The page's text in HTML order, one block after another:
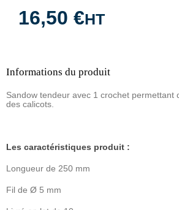
16,50 €HT
Informations du produit
Sandow tendeur avec 1 crochet permettant
des calicots.
Les caractéristiques produit :
Longueur de 250 mm
Fil de Ø 5 mm